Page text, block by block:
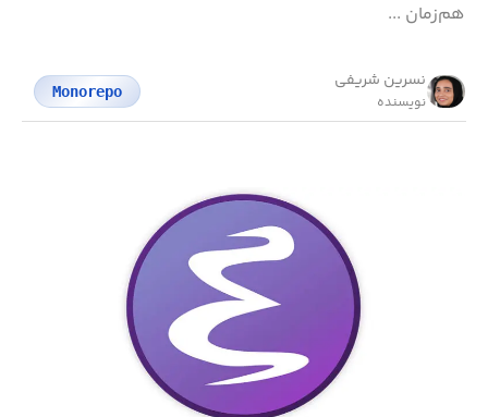
هم‌زمان ...
نسرین شریفی
نویسنده
Monorepo